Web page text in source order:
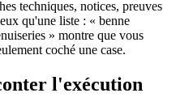
techniques, notices, preuves
qu'une liste : « benne
» montre que vous
coché une case.
l'exécution